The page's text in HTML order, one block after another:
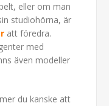
eller om man
studiohörna, är
att föredra.
med
även modeller
du kanske att